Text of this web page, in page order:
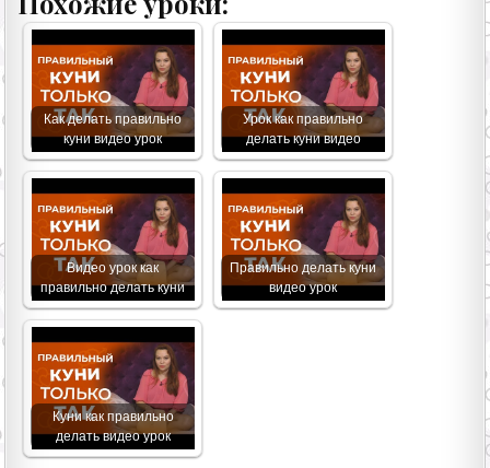
Как делать правильно
куни видео урок
Урок как правильно
делать куни видео
Видео урок как
правильно делать куни
Правильно делать куни
видео урок
Куни как правильно
делать видео урок